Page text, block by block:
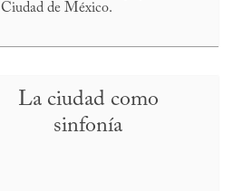
Ciudad de México.
La ciudad como
sinfonía